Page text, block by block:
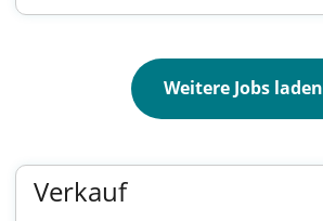
Weitere Jobs laden
Verkauf